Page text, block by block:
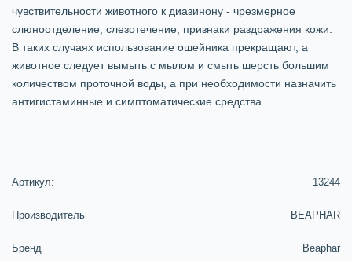
чувствительности животного к диазинону - чрезмерное
слюноотделение, слезотечение, признаки раздражения кожи.
В таких случаях использование ошейника прекращают, а
животное следует вымыть с мылом и смыть шерсть большим
количеством проточной воды, а при необходимости назначить
антигистаминные и симптоматические средства.
Артикул: 13244
Производитель BEAPHAR
Бренд Beaphar